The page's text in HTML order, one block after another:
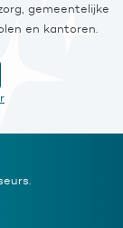
gemeentelijke
en kantoren.